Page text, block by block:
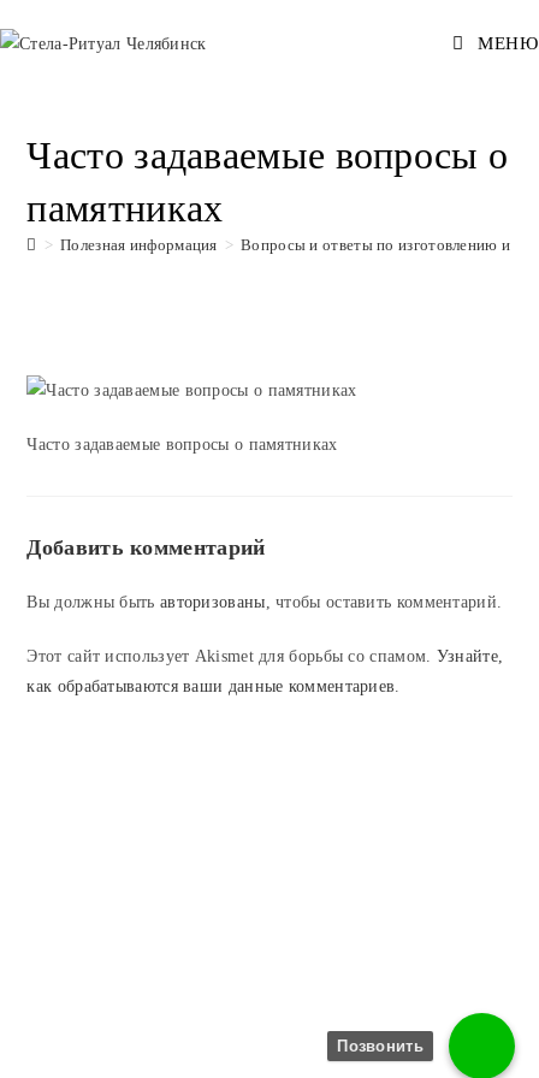
к
МЕНЮ
Часто задаваемые вопросы о
памятниках
> Полезная информация > Вопросы и ответы по изготовлению и
Часто задаваемые вопросы о памятниках
Добавить комментарий
Вы должны быть авторизованы, чтобы оставить комментарий.
Этот сайт использует Akismet для борьбы со спамом. Узнайте,
как обрабатываются ваши данные комментариев.
Позвонить